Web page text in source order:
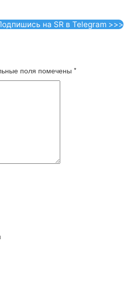
на SR в Telegram >>>
поля помечены *